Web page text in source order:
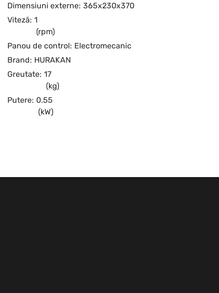
Dimensiuni externe: 365x230x370
Viteză: 1
(rpm)
Panou de control: Electromecanic
Brand: HURAKAN
Greutate: 17
(kg)
Putere: 0.55
(kW)